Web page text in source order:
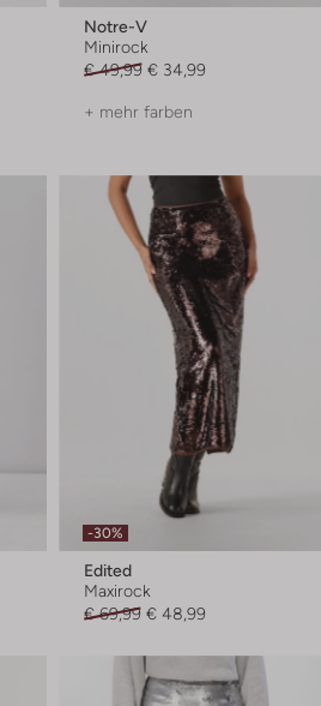
Notre-V
Minirock
€ 49,99 € 34,99
+ mehr farben
-30%
Edited
Maxirock
€ 69,99 € 48,99